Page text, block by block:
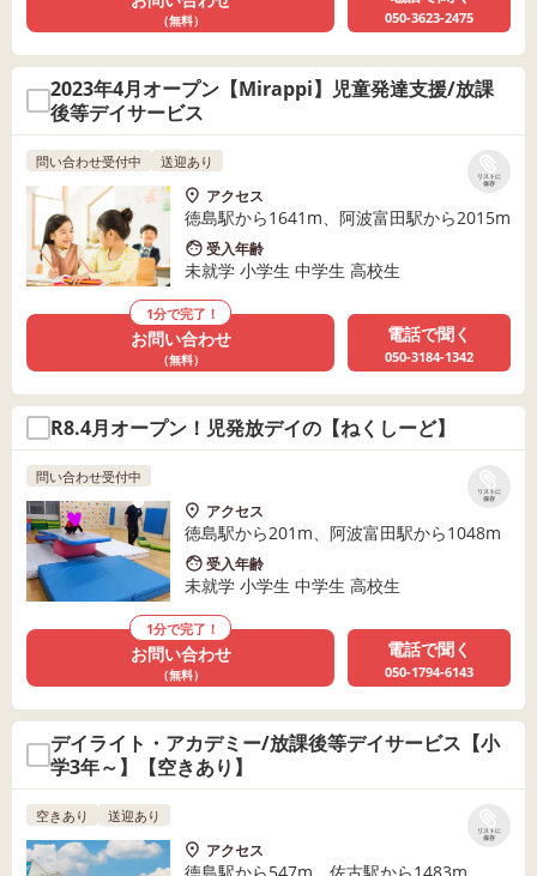
（無料） 050-3623-2475
2023年4月オープン【Mirappi】児童発達支援/放課
後等デイサービス
リストに
保存
問い合わせ受付中 送迎あり
アクセス
徳島駅から1641m、阿波富田駅から2015m
受入年齢
未就学 小学生 中学生 高校生
1分で完了！
お問い合わせ
（無料）
電話で聞く
050-3184-1342
R8.4月オープン！児発放デイの【ねくしーど】
リストに
保存
問い合わせ受付中
アクセス
徳島駅から201m、阿波富田駅から1048m
受入年齢
未就学 小学生 中学生 高校生
1分で完了！
お問い合わせ
（無料）
電話で聞く
050-1794-6143
デイライト・アカデミー/放課後等デイサービス【小
学3年～】【空きあり】
リストに
保存
空きあり 送迎あり
アクセス